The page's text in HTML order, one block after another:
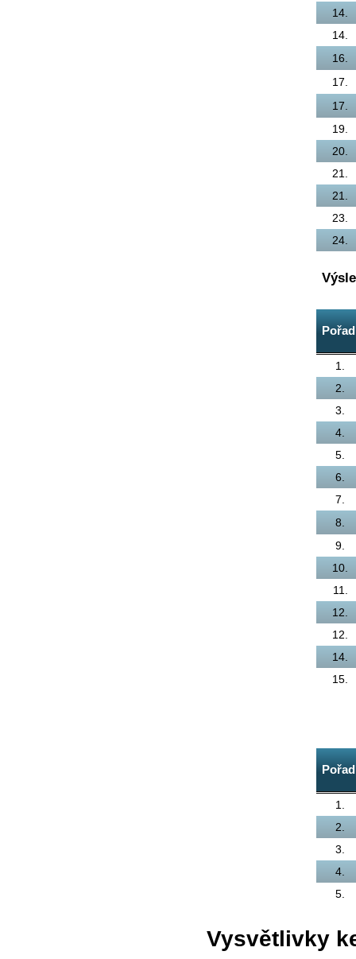
14.
14.
16.
17.
17.
19.
20.
21.
21.
23.
24.
1.
2.
3.
4.
5.
6.
7.
8.
9.
10.
11.
12.
12.
14.
15.
1.
2.
3.
4.
5.
Vysvětlivky